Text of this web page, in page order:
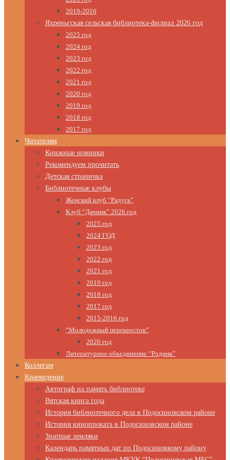
2019-2016
Яхреньгская сельская библиотека-филиал 2026 год
2025 год
2024 год
2023 год
2022 год
2021 год
2020 год
2019 год
2018 год
2017 год
Читателям
Книжные новинки
Рекомендуем прочитать
Детская страничка
Библиотечные клубы
Женский клуб “Радуга”
Клуб “Дачник” 2026 год
2025 год
2024 ГОД
2023 год
2022 год
2021 год
2019 год
2018 год
2017 год
2015-2016 год
“Молодежный перекресток”
2020 год
Литературное объединение “Родник”
Коллегам
Краеведение
Автограф на память библиотеке
Вятская книга года
История библиотечного дела в Подосиновском районе
История кинопроката в Подосиновском районе
Знатные земляки
Календарь памятных дат по Подосиновкому району